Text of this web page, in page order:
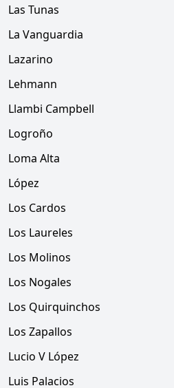
Las Tunas
La Vanguardia
Lazarino
Lehmann
Llambi Campbell
Logroño
Loma Alta
López
Los Cardos
Los Laureles
Los Molinos
Los Nogales
Los Quirquinchos
Los Zapallos
Lucio V López
Luis Palacios